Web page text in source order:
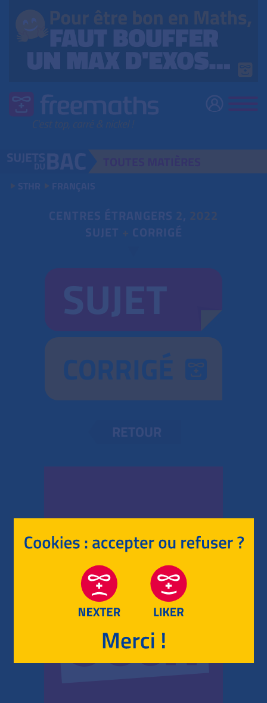
STHR FRANÇAIS
CENTRES ÉTRANGERS 2, 2022
SUJET + CORRIGÉ
CORRIGÉ
RETOUR